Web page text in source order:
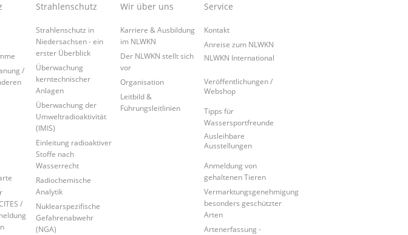
/
/
Strahlenschutz
Strahlenschutz in
Niedersachsen - ein
erster Überblick
Überwachung
kerntechnischer
Anlagen
Überwachung der
Umweltradioaktivität
(IMIS)
Einleitung radioaktiver
Stoffe nach
Wasserrecht
Radiochemische
Analytik
Nuklearspezifische
Gefahrenabwehr
(NGA)
Wir über uns
Karriere & Ausbildung
im NLWKN
Der NLWKN stellt sich
vor
Organisation
Leitbild &
Führungsleitlinien
Service
Kontakt
Anreise zum NLWKN
NLWKN International
Veröffentlichungen /
Webshop
Tipps für
Wassersportfreunde
Ausleihbare
Ausstellungen
Anmeldung von
gehaltenen Tieren
Vermarktungsgenehmigung
besonders geschützter
Arten
Artenerfassung -